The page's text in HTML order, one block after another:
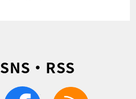
・RSS
facebook